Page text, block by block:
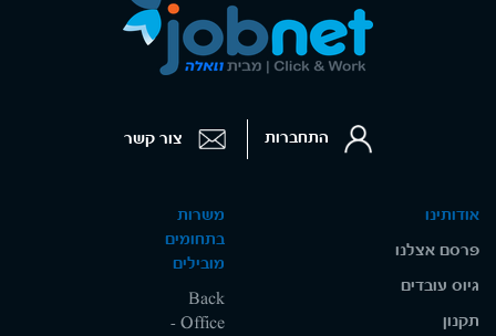
אודותינו
פרסם אצלנו
גיוס עובדים
תקנון
משרות
בתחומים
מובילים
Back
Office -